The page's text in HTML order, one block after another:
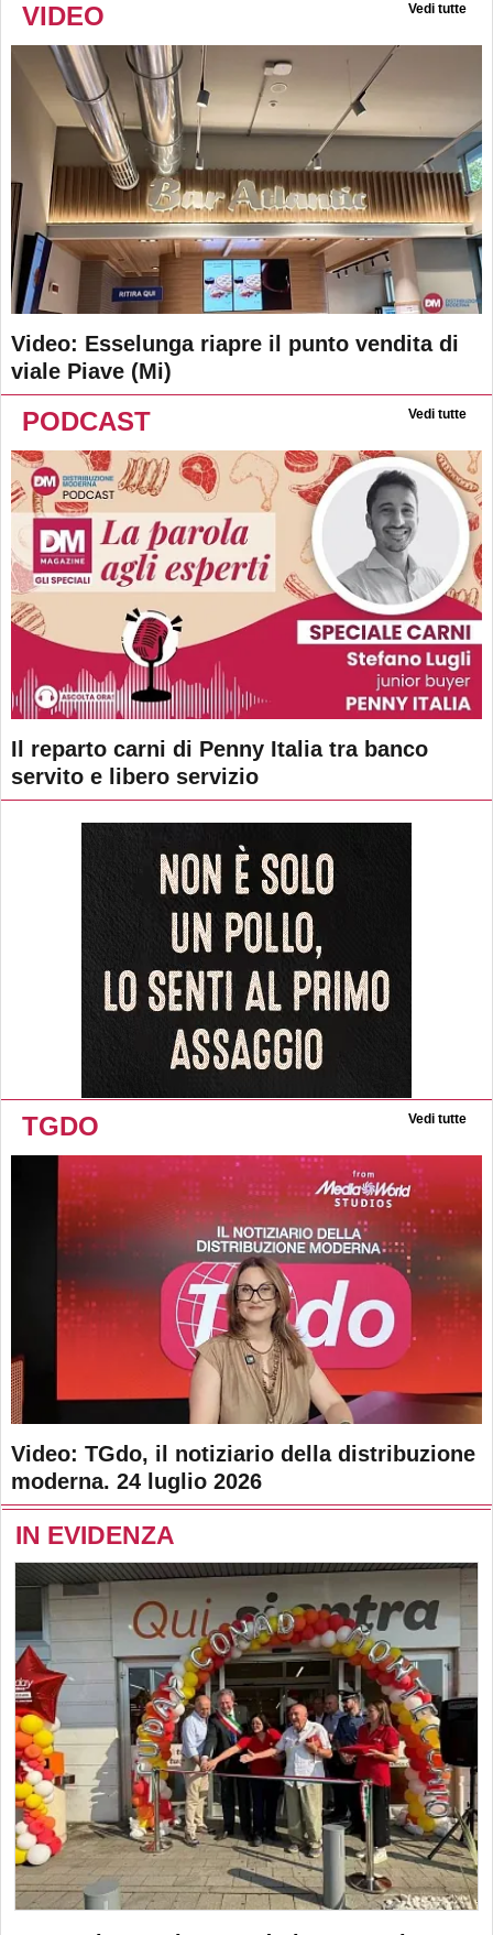
VIDEO Vedi tutte
Video: Esselunga riapre il punto vendita di
viale Piave (Mi)
PODCAST Vedi tutte
Il reparto carni di Penny Italia tra banco
servito e libero servizio
TGDO Vedi tutte
Video: TGdo, il notiziario della distribuzione
moderna. 24 luglio 2026
IN EVIDENZA